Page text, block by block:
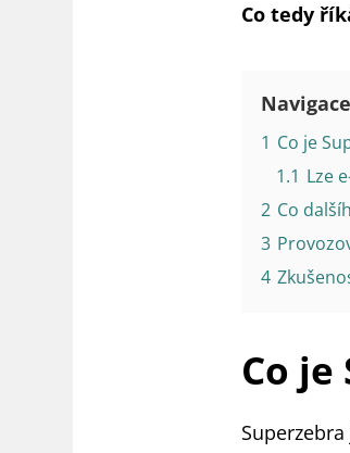
Co tedy
Navigace
1 Co je
1.1 Lze
2 Co
3
4
Co je